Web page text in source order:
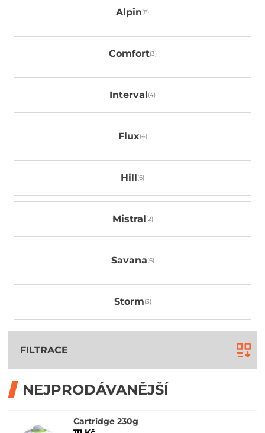
Alpin
Comfort
Interval
Flux
Hill
Mistral
Savana
Storm
FILTRACE
NEJPRODÁVANĚJŠÍ
Cartridge 230g